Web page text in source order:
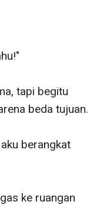
tapi begitu
beda tujuan.
berangkat
ke ruangan